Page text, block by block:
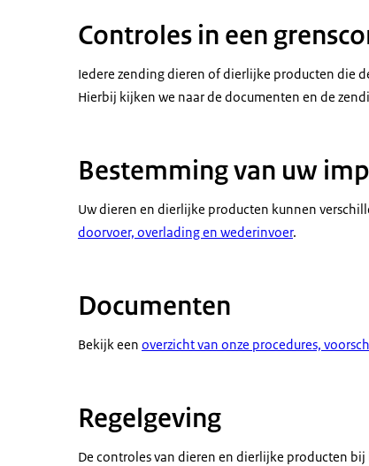
Controles in een
Iedere zending dieren of dierlijke producten die
Hierbij kijken we naar de documenten en de
Bestemming van uw
Uw dieren en dierlijke producten kunnen
doorvoer, overlading en wederinvoer.
Documenten
Bekijk een overzicht van onze procedures,
Regelgeving
De controles van dieren en dierlijke producten